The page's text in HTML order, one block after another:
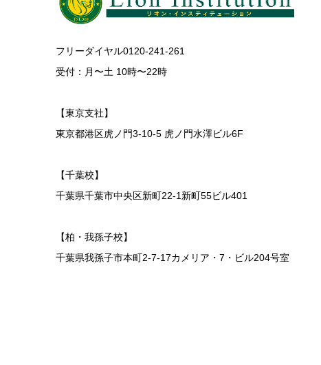
フリーダイヤル0120-241-261
受付：月〜土 10時〜22時
【東京支社】
東京都港区虎ノ門3-10-5 虎ノ門水澤ビル6F
【千葉校】
千葉県千葉市中央区新町22-1新町55ビル401
【柏・我孫子校】
千葉県我孫子市本町2-7-17カメリア・7・ビル204号室